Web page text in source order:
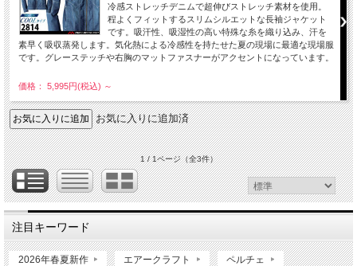
冷感ストレッチデニムで超伸びストレッチ素材を使用。
程よくフィットするスリムシルエットな長袖ジャケット
です。吸汗性、吸湿性の高い特殊な糸を織り込み、汗を
素早く吸収蒸発します。気化熱による冷感性を持たせた夏の現場に最適な現場服
です。グレーステッチや右胸のマットファスナーがアクセントになっています。
価格： 5,995円(税込) ～
お気に入りに追加済
1 / 1ページ（全3件）
注目キーワード
2026年春夏新作 エアークラフト ペルチェ